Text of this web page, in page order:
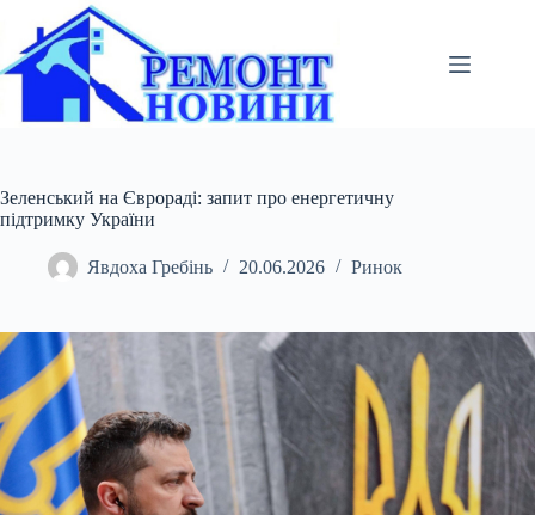
вмісту
Зеленський на Єврораді: запит про енергетичну
підтримку України
Явдоха Гребінь 20.06.2026 Ринок